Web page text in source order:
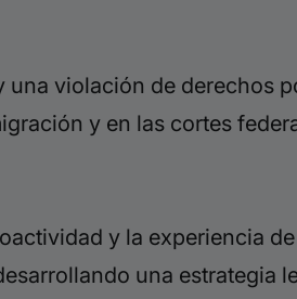
violación de derechos
y en las cortes
y la experiencia
una estrategia